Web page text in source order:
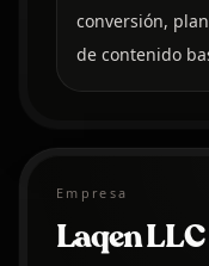
conversión,
de contenido
Empresa
Laqen LLC